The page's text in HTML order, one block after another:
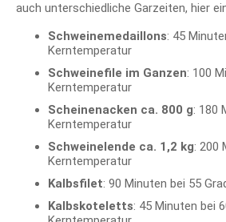
auch unterschiedliche Garzeiten, hier
Schweinemedaillons: 45
Kerntemperatur
Schweinefile im Ganzen: 100
Kerntemperatur
Scheinenacken ca. 800 g: 180
Kerntemperatur
Schweinelende ca. 1,2 kg: 200
Kerntemperatur
Kalbsfilet: 90 Minuten bei 55
Kalbskoteletts: 45 Minuten bei